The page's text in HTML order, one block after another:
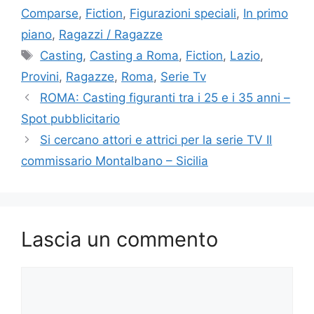
Comparse, Fiction, Figurazioni speciali, In primo
piano, Ragazzi / Ragazze
Tag
Casting, Casting a Roma, Fiction, Lazio,
Provini, Ragazze, Roma, Serie Tv
ROMA: Casting figuranti tra i 25 e i 35 anni –
Spot pubblicitario
Si cercano attori e attrici per la serie TV Il
commissario Montalbano – Sicilia
Lascia un commento